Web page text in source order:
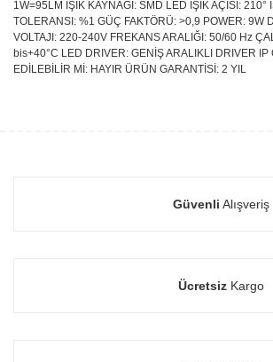
1W=95LM IŞIK KAYNAĞI: SMD LED IŞIK AÇISI: 210°
TOLERANSI: %1 GÜÇ FAKTÖRÜ: >0,9 POWER: 9W
VOLTAJI: 220-240V FREKANS ARALIĞI: 50/60 Hz
bis+40°C LED DRIVER: GENİŞ ARALIKLI DRIVER IP
EDİLEBİLİR Mİ: HAYIR ÜRÜN GARANTİSİ: 2 YIL
Güvenli Alışveriş
ÜcretsizKargo